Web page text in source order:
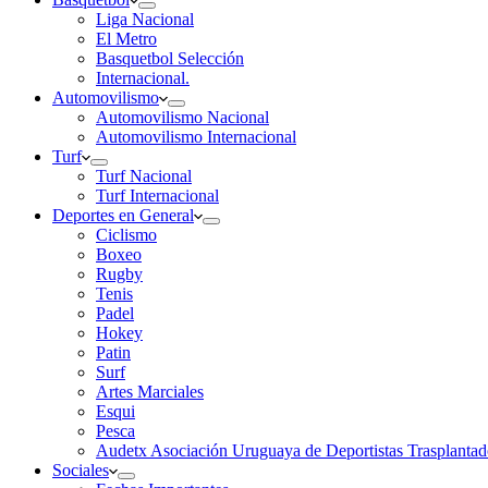
Liga Nacional
El Metro
Basquetbol Selección
Internacional.
Automovilismo
Automovilismo Nacional
Automovilismo Internacional
Turf
Turf Nacional
Turf Internacional
Deportes en General
Ciclismo
Boxeo
Rugby
Tenis
Padel
Hokey
Patin
Surf
Artes Marciales
Esqui
Pesca
Audetx Asociación Uruguaya de Deportistas
Sociales